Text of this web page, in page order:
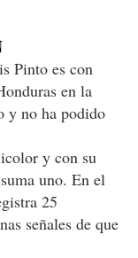
Pinto es con
en la
y no ha podido
y con su
uno. En el
25
señales de que